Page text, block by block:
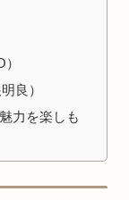
良）
力を楽しも